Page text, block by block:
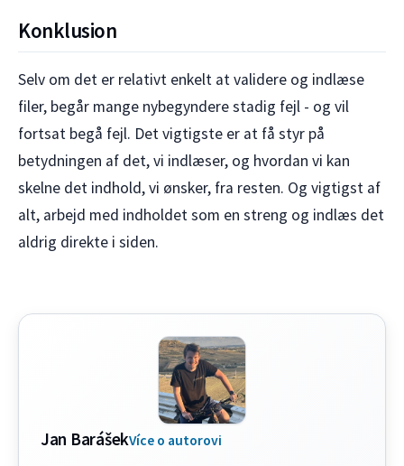
Konklusion
Selv om det er relativt enkelt at validere og indlæse
filer, begår mange nybegyndere stadig fejl - og vil
fortsat begå fejl. Det vigtigste er at få styr på
betydningen af det, vi indlæser, og hvordan vi kan
skelne det indhold, vi ønsker, fra resten. Og vigtigst af
alt, arbejd med indholdet som en streng og indlæs det
aldrig direkte i siden.
Jan BarášekVíce o autorovi